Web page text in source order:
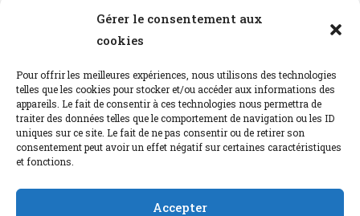
Gérer le consentement aux
cookies
Pour offrir les meilleures expériences, nous utilisons des technologies
telles que les cookies pour stocker et/ou accéder aux informations des
appareils. Le fait de consentir à ces technologies nous permettra de
traiter des données telles que le comportement de navigation ou les ID
uniques sur ce site. Le fait de ne pas consentir ou de retirer son
consentement peut avoir un effet négatif sur certaines caractéristiques
et fonctions.
Accepter
14h00 - 17h00
Fermé le mercredi après-midi
Mentions Légales
détails